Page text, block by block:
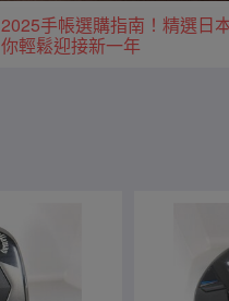
2025手帳選購指南！精選日
你輕鬆迎接新一年